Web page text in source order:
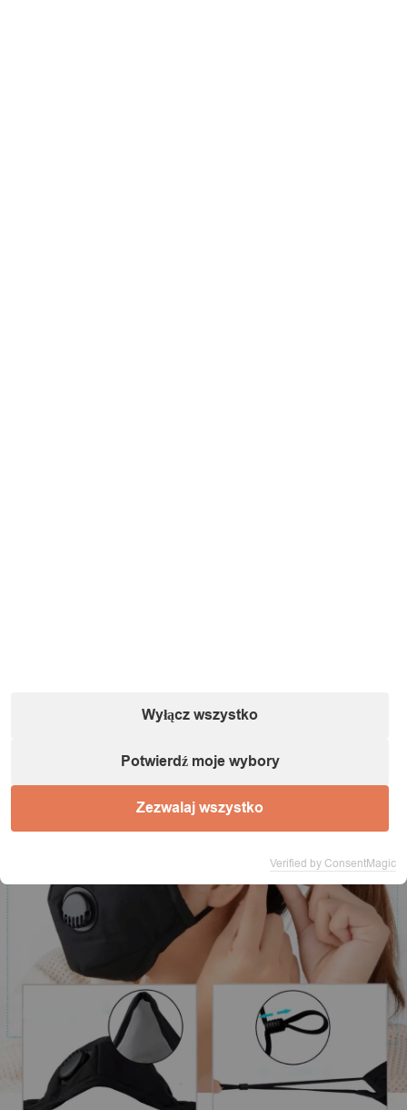
Wyłącz wszystko
Potwierdź moje wybory
Zezwalaj wszystko
Verified by ConsentMagic